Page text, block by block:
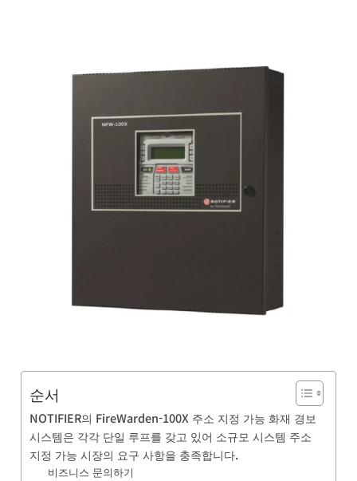
순서
NOTIFIER의 FireWarden-100X 주소 지정 가능 화재 경보
시스템은 각각 단일 루프를 갖고 있어 소규모 시스템 주소
지정 가능 시장의 요구 사항을 충족합니다.
비즈니스 문의하기